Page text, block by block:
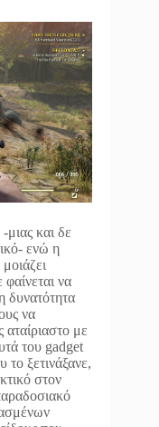
και δε
ενώ η
να
δυνατότητα
να
αταίριαστο με
του gadget
το ξετινάξανε,
στον